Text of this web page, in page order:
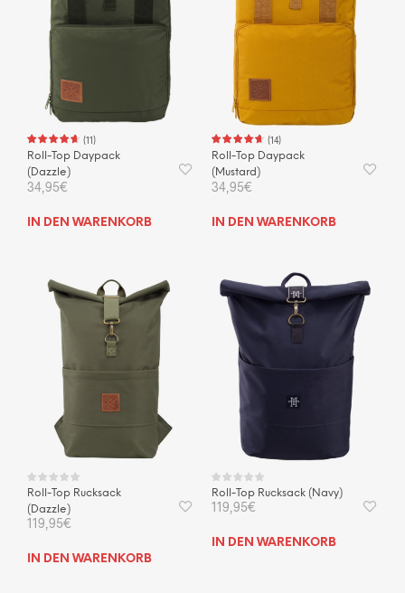
(11 )
Roll-Top Daypack
(Dazzle)
34,95€
IN DEN WARENKORB
(14)
Roll-Top Daypack
(Mustard)
34,95€
IN DEN WARENKORB
Roll-Top Rucksack
(Dazzle)
119,95€
IN DEN WARENKORB
Roll-Top Rucksack (Navy)
119,95€
IN DEN WARENKORB